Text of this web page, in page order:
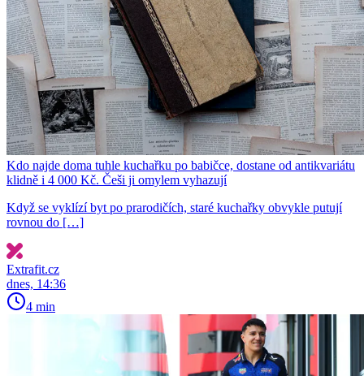
Kdo najde doma tuhle kuchařku po babičce, dostane od antikvariátu
klidně i 4 000 Kč. Češi ji omylem vyhazují
Když se vyklízí byt po prarodičích, staré kuchařky obvykle putují
rovnou do […]
Extrafit.cz
dnes, 14:36
4 min